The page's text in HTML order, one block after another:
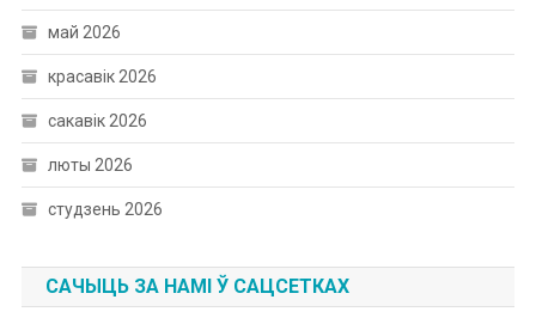
май 2026
красавік 2026
сакавік 2026
люты 2026
студзень 2026
САЧЫЦЬ ЗА НАМІ Ў САЦСЕТКАХ